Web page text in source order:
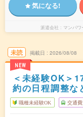
気になる!
派遣会社 マンパ
未読
NEW
掲載日 2026/08/08
＜未経験OK＞
約の日程調整な
職種未経験OK 交通